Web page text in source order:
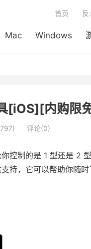
Mac Windows
首页
[iOS][内购限
评论(0)
控制的是 1 型还是 2
持，它可以帮助你随